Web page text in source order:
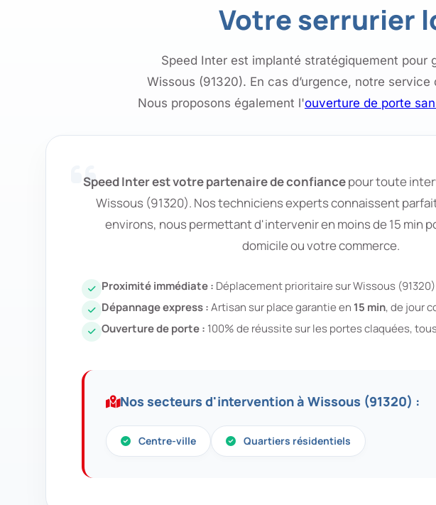
Votre serrurier
Speed Inter est implanté stratégiquement
Wissous (91320). En cas d’urgence, notre service
Nous proposons également l'ouverture de porte
Speed Inter est votre partenaire de confiancepour toute
Wissous (91320). Nos techniciens experts connaissent
environs, nous permettant d'intervenir en moins de 15 min
domicile ou votre commerce.
Proximité immédiate : Déplacement prioritaire sur Wissous (91320)
Dépannage express :Artisan sur place garantie en 15 min, de jour
Ouverture de porte : 100% de réussite sur les portes claquées,
Nos secteurs d'intervention à Wissous (91320) :
Centre-ville Quartiers résidentiels